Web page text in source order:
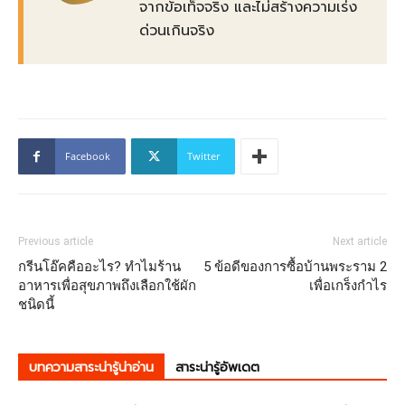
จากข้อเท็จจริง และไม่สร้างความเร่ง
ด่วนเกินจริง
Facebook Twitter
Previous article
กรีนโอ๊คคืออะไร? ทำไมร้าน
อาหารเพื่อสุขภาพถึงเลือกใช้ผัก
ชนิดนี้
Next article
5 ข้อดีของการซื้อบ้านพระราม 2
เพื่อเกร็งกำไร
บทความสาระน่ารู้น่าอ่าน สาระน่ารู้อัพเดต